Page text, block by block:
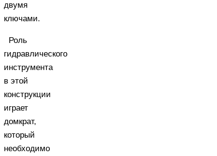
двумя
ключами.
Роль
гидравлического
инструмента
в этой
конструкции
играет
домкрат,
который
необходимо